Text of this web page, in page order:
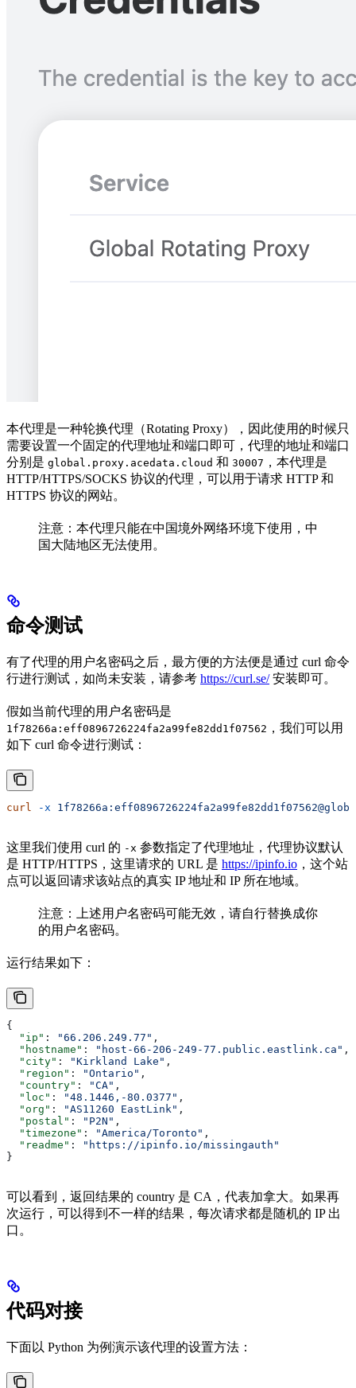
本代理是一种轮换代理（Rotating Proxy），因此使用的时候只
需要设置一个固定的代理地址和端口即可，代理的地址和端口
分别是 global.proxy.acedata.cloud 和 30007 ，本代理是
HTTP/HTTPS/SOCKS 协议的代理，可以用于请求 HTTP 和
HTTPS 协议的网站。
注意：本代理只能在中国境外网络环境下使用，中
国大陆地区无法使用。
命令测试
有了代理的用户名密码之后，最方便的方法便是通过 curl 命令
行进行测试，如尚未安装，请参考 https://curl.se/安装即可。
假如当前代理的用户名密码是
1f78266a:eff0896726224fa2a99fe82dd1f07562 ，我们可以用
如下 curl 命令进行测试：
curl -x
这里我们使用 curl 的 -x 参数指定了代理地址，代理协议默认
是 HTTP/HTTPS，这里请求的 URL 是 https://ipinfo.io ，这个站
点可以返回请求该站点的真实 IP 地址和 IP 所在地域。
注意：上述用户名密码可能无效，请自行替换成你
的用户名密码。
运行结果如下：
{
  "ip"
: "66.206.249.77" ,
  "hostname"
: "host-66-206-249-77.public.eastlink.ca" ,
  "city"
: "Kirkland Lake" ,
  "region"
: "Ontario" ,
  "country"
: "CA" ,
  "loc"
: "48.1446,-80.0377" ,
  "org"
: "AS11260 EastLink" ,
  "postal"
: "P2N" ,
  "timezone"
: "America/Toronto" ,
  "readme"
:
"https://ipinfo.io/missingauth"
}
可以看到，返回结果的 country 是 CA，代表加拿大。如果再
次运行，可以得到不一样的结果，每次请求都是随机的 IP 出
口。
代码对接
下面以 Python 为例演示该代理的设置方法：